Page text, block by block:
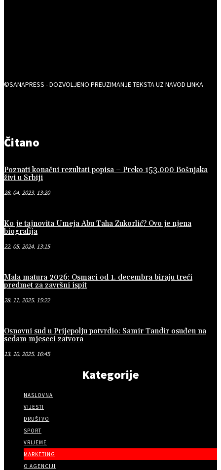
©SANAPRESS - DOZVOLJENO PREUZIMANJE TEKSTA UZ NAVOD LINKA
Čitano
Poznati konačni rezultati popisa – Preko 153.000 Bošnjaka
živi u Srbiji
28. 04. 2023. 13:20
Ko je tajnovita Umeja Abu Taha Zukorlić? Ovo je njena
biografija
22. 05. 2024. 13:15
Mala matura 2026: Osmaci od 1. decembra biraju treći
predmet za završni ispit
28. 11. 2025. 15:22
Osnovni sud u Prijepolju potvrdio: Samir Tandir osuđen na
sedam mjeseci zatvora
13. 10. 2025. 16:45
Kategorije
NASLOVNA
VIJESTI
DRUŠTVO
SPORT
VRIJEME
MARKETING
O AGENCIJI